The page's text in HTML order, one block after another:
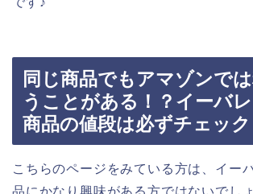
同じ商品でもアマゾンで
うことがある！？イーバ
商品の値段は必ずチェック
こちらのページをみている方は、イー